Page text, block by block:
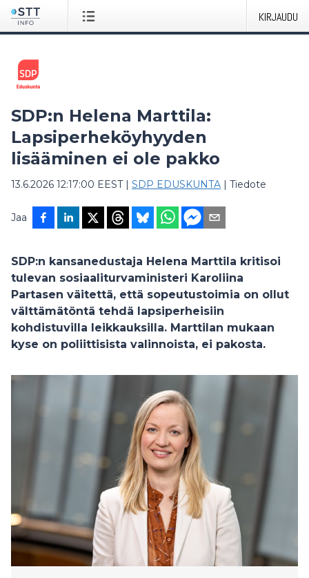
KIRJAUDU
SDP:n Helena Marttila:
Lapsiperheköyhyyden
lisääminen ei ole pakko
13.6.2026 12:17:00 EEST| SDP EDUSKUNTA | Tiedote
Jaa
SDP:n kansanedustaja Helena Marttila kritisoi
tulevan sosiaaliturvaministeri Karoliina
Partasen väitettä, että sopeutustoimia on ollut
välttämätöntä tehdä lapsiperheisiin
kohdistuvilla leikkauksilla. Marttilan mukaan
kyse on poliittisista valinnoista, ei pakosta.